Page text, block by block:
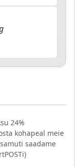
24%
kohapeal meie
saadame